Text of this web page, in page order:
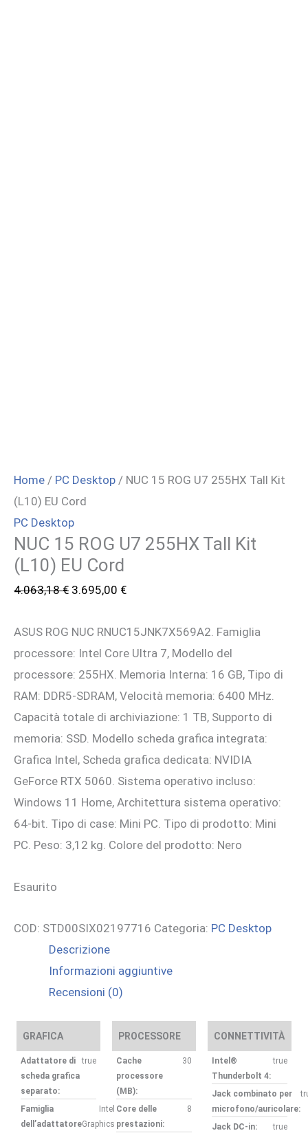
Home / PC Desktop / NUC 15 ROG U7 255HX Tall Kit
(L10) EU Cord
PC Desktop
NUC 15 ROG U7 255HX Tall Kit
(L10) EU Cord
4.063,18€ Il
originale
era:
4.063,18 €.
3.695,00 €Il
attuale
è:
3.695,00 €.
ASUS ROG NUC RNUC15JNK7X569A2. Famiglia
processore: Intel Core Ultra 7, Modello del
processore: 255HX. Memoria Interna: 16 GB, Tipo di
RAM: DDR5-SDRAM, Velocità memoria: 6400 MHz.
Capacità totale di archiviazione: 1 TB, Supporto di
memoria: SSD. Modello scheda grafica integrata:
Grafica Intel, Scheda grafica dedicata: NVIDIA
GeForce RTX 5060. Sistema operativo incluso:
Windows 11 Home, Architettura sistema operativo:
64-bit. Tipo di case: Mini PC. Tipo di prodotto: Mini
PC. Peso: 3,12 kg. Colore del prodotto: Nero
Esaurito
COD: STD00SIX02197716 Categoria: PC Desktop
Descrizione
Informazioni aggiuntive
Recensioni (0)
GRAFICA
Adattatore di
scheda grafica
separato:
true
Famiglia
dell’adattatore
Intel
Graphics
PROCESSORE
Cache
processore
(MB):
30
Core delle
prestazioni:
8
CONNETTIVITÀ
Intel®
Thunderbolt 4:
true
Jack combinato per
microfono/auricolare:
Jack DC-in:
true